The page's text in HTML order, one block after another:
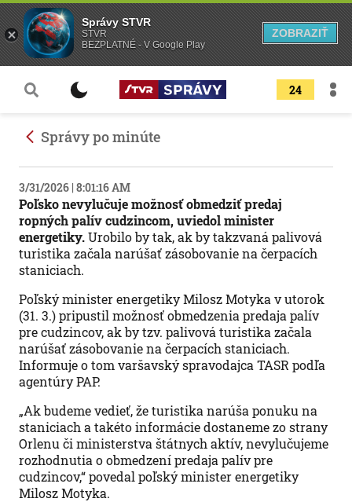
24
Správy po minúte
3/31/2026 | 8:01:16 AM
Poľsko nevylučuje možnosť obmedziť predaj
ropných palív cudzincom, uviedol minister
energetiky.Urobilo by tak, ak by takzvaná palivová
turistika začala narúšať zásobovanie na čerpacích
staniciach.
Poľský minister energetiky Milosz Motyka v utorok
(31. 3.) pripustil možnosť obmedzenia predaja palív
pre cudzincov, ak by tzv. palivová turistika začala
narúšať zásobovanie na čerpacích staniciach.
Informuje o tom varšavský spravodajca TASR podľa
agentúry PAP.
„Ak budeme vedieť, že turistika narúša ponuku na
staniciach a takéto informácie dostaneme zo strany
Orlenu či ministerstva štátnych aktív, nevylučujeme
rozhodnutia o obmedzení predaja palív pre
cudzincov,“ povedal poľský minister energetiky
Milosz Motyka.
Správy STVR
STVR
BEZPLATNÉ - V Google Play
ZOBRAZIŤ